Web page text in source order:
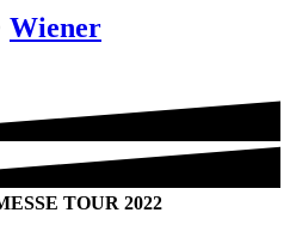
Wiener
TOUR 2022